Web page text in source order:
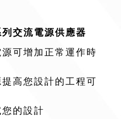
交流電源供應器
可增加正常運作時
高您設計的工程可
的設計